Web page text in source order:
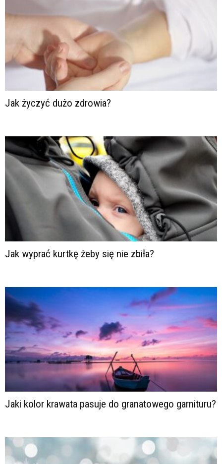
Jak życzyć dużo zdrowia?
Jak wyprać kurtkę żeby się nie zbiła?
Jaki kolor krawata pasuje do granatowego garnituru?